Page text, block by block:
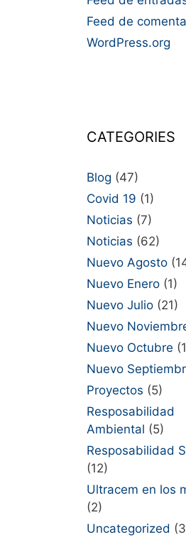
Feed de
WordPress.org
CATEGORIES
Blog (47)
Covid 19 (1)
Noticias (7)
Noticias (62)
Nuevo Agosto
Nuevo Enero (1)
Nuevo Julio (21)
Nuevo
Nuevo Octubre
Nuevo
Proyectos (5)
Resposabilidad
Ambiental (5)
Resposabilidad
(12)
Ultracem en los
(2)
Uncategorized